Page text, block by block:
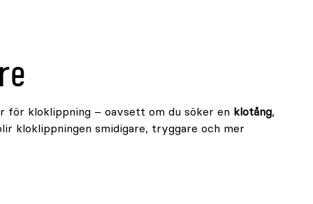
kloklippning – oavsett om du söker en klotång,
kloklippningen smidigare, tryggare och mer